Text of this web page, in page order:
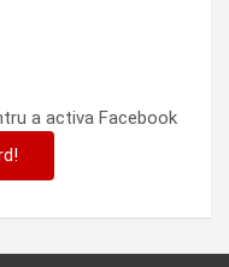
a activa Facebook